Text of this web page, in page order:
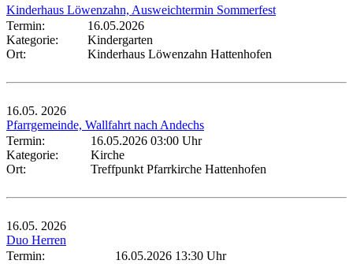
Kinderhaus Löwenzahn, Ausweichtermin Sommerfest
Termin:
16.05.2026
Kategorie:
Kindergarten
Ort:
Kinderhaus Löwenzahn Hattenhofen
16.05. 2026
Pfarrgemeinde, Wallfahrt nach Andechs
Termin:
16.05.2026 03:00 Uhr
Kategorie:
Kirche
Ort:
Treffpunkt Pfarrkirche Hattenhofen
16.05. 2026
Duo Herren
Termin:
16.05.2026 13:30 Uhr